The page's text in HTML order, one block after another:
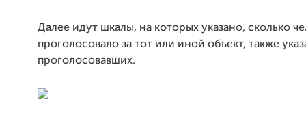
Далее идут шкалы, на которых указано, сколько
проголосовало за тот или иной объект, также
проголосовавших.